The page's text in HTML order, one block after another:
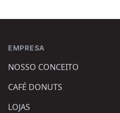
EMPRESA
NOSSO CONCEITO
CAFÉ DONUTS
LOJAS